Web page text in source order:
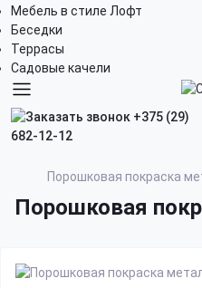
Мебель в стиле Лофт
Беседки
Террасы
Садовые качели
+375 (29)
682-12-12
Порошковая покраска
Порошковая